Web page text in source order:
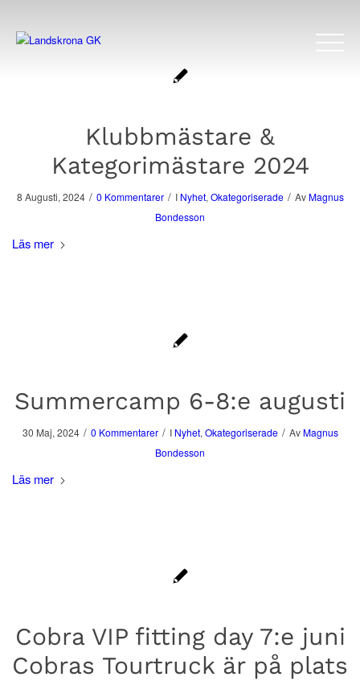
Klubbmästare &
Kategorimästare 2024
8 Augusti, 2024 / 0 Kommentarer / I Nyhet, Okategoriserade / Av Magnus
Bondesson
Läs mer
Summercamp 6-8:e augusti
30 Maj, 2024 / 0 Kommentarer / I Nyhet, Okategoriserade / Av Magnus
Bondesson
Läs mer
Cobra VIP fitting day 7:e juni
Cobras Tourtruck är på plats